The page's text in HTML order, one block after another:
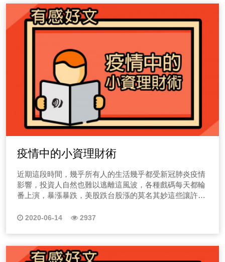
疫情中的小資理財術
近期這段時間，幾乎所有人的生活幾乎都受新冠肺炎疫情
影響，投資人自然也難以逃離這風波，各種戲碼每天都輪
番上演，暴漲暴跌，美股跌台股漲的莫名其妙這些讓許多
心股市震盪恐影響到個人財富者究竟該怎麼辦？
2020-06-14 2937